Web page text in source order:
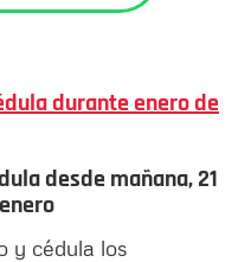
durante enero de
desde mañana, 21
y cédula los